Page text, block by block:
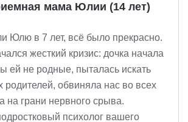
мама Юлии (14 лет)
Юлю в 7 лет, всё было прекрасно.
жесткий кризис: дочка начала
ей не родные, пыталась искать
родителей, обвиняла нас во всех
на грани нервного срыва.
психолог вашего